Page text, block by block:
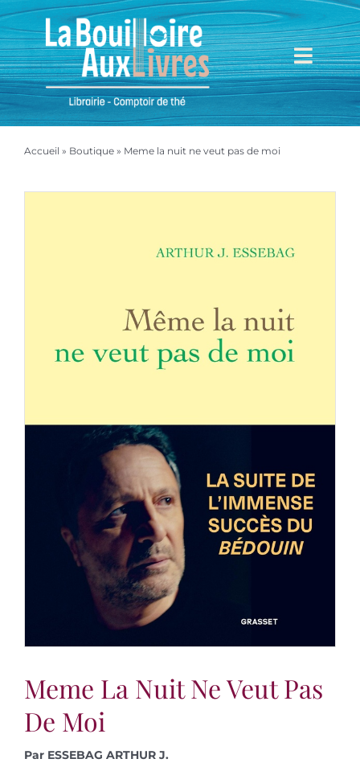
Passer
au
contenu
Accueil
Mieux nous connaître
Mon compte
Mon panier
Accueil » Boutique» Meme la nuit ne veut pas de moi
Meme La Nuit Ne Veut Pas
De Moi
Par ESSEBAG ARTHUR J.